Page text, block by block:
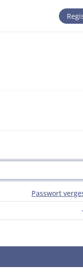
Passwort